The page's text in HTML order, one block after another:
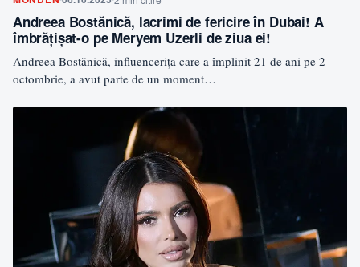
Andreea Bostănică, lacrimi de fericire în Dubai! A
îmbrățișat-o pe Meryem Uzerli de ziua ei!
Andreea Bostănică, influencerița care a împlinit 21 de ani pe 2
octombrie, a avut parte de un moment…